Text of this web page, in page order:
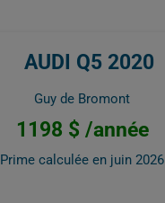
AUDI Q5 2020
Guy de Bromont
1198 $ /année
Prime calculée en juin 2026